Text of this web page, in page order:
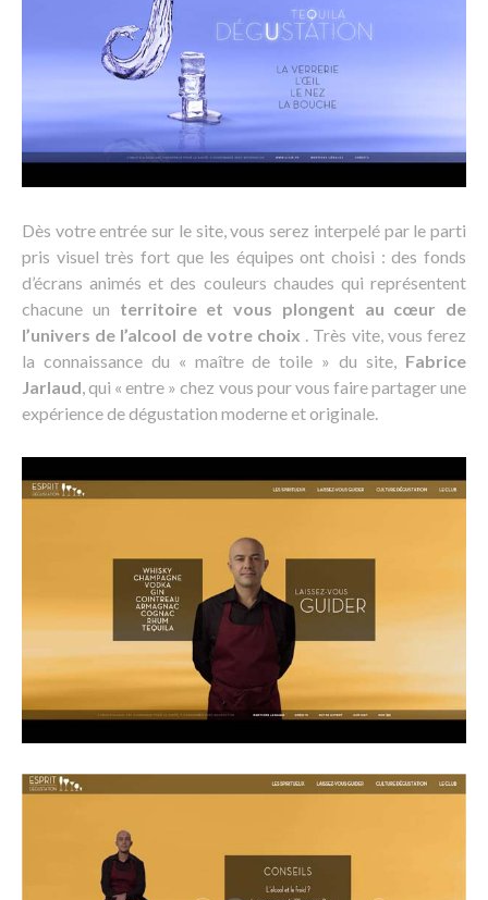
Dès votre entrée sur le site, vous serez interpelé par le parti
pris visuel très fort que les équipes ont choisi : des fonds
d’écrans animés et des couleurs chaudes qui représentent
chacune un territoire et vous plongent au cœur de
l’univers de l’alcool de votre choix . Très vite, vous ferez
la connaissance du « maître de toile » du site, Fabrice
Jarlaud , qui « entre » chez vous pour vous faire partager une
expérience de dégustation moderne et originale.